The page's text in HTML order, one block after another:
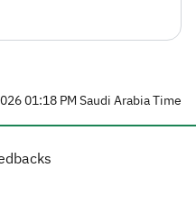
01:18 PM Saudi Arabia Time